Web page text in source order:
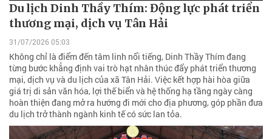
Du lịch Dinh Thầy Thím: Động lực phát triển
thương mại, dịch vụ Tân Hải
31/07/2026 05:03
Không chỉ là điểm đến tâm linh nổi tiếng, Dinh Thầy Thím đang
từng bước khẳng định vai trò hạt nhân thúc đẩy phát triển thương
mại, dịch vụ và du lịch của xã Tân Hải. Việc kết hợp hài hòa giữa
giá trị di sản văn hóa, lợi thế biển và hệ thống hạ tầng ngày càng
hoàn thiện đang mở ra hướng đi mới cho địa phương, góp phần đưa
du lịch trở thành ngành kinh tế có sức lan tỏa.